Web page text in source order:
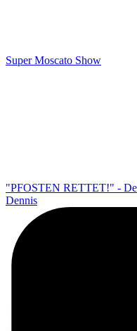
Super Moscato Show
"PFOSTEN RETTET!" -
Dennis